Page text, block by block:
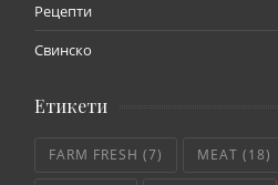
Рецепти
Свинско
Етикети
FARM FRESH (7) MEAT (18)